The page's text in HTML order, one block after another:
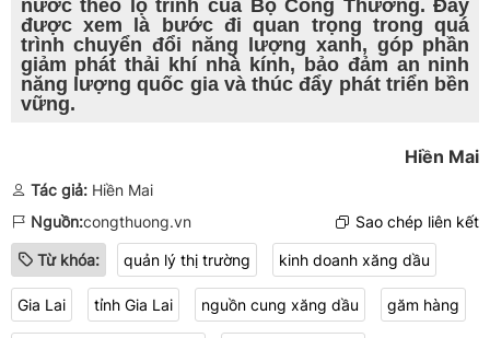
nước theo lộ trình của Bộ Công Thương. Đây
được xem là bước đi quan trọng trong quá
trình chuyển đổi năng lượng xanh, góp phần
giảm phát thải khí nhà kính, bảo đảm an ninh
năng lượng quốc gia và thúc đẩy phát triển bền
vững.
Hiền Mai
Tác giả: Hiền Mai
Nguồn:congthuong.vn Sao chép liên kết
Từ khóa: quản lý thị trường kinh doanh xăng dầu
Gia Lai tỉnh Gia Lai nguồn cung xăng dầu găm hàng